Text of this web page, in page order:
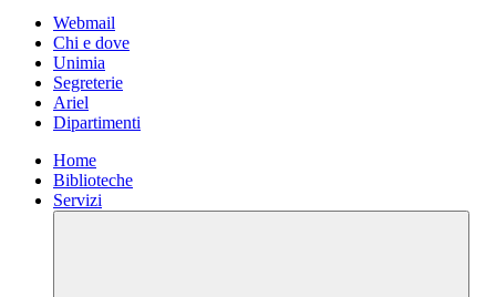
Webmail
Chi e dove
Unimia
Segreterie
Ariel
Dipartimenti
Home
Biblioteche
Servizi